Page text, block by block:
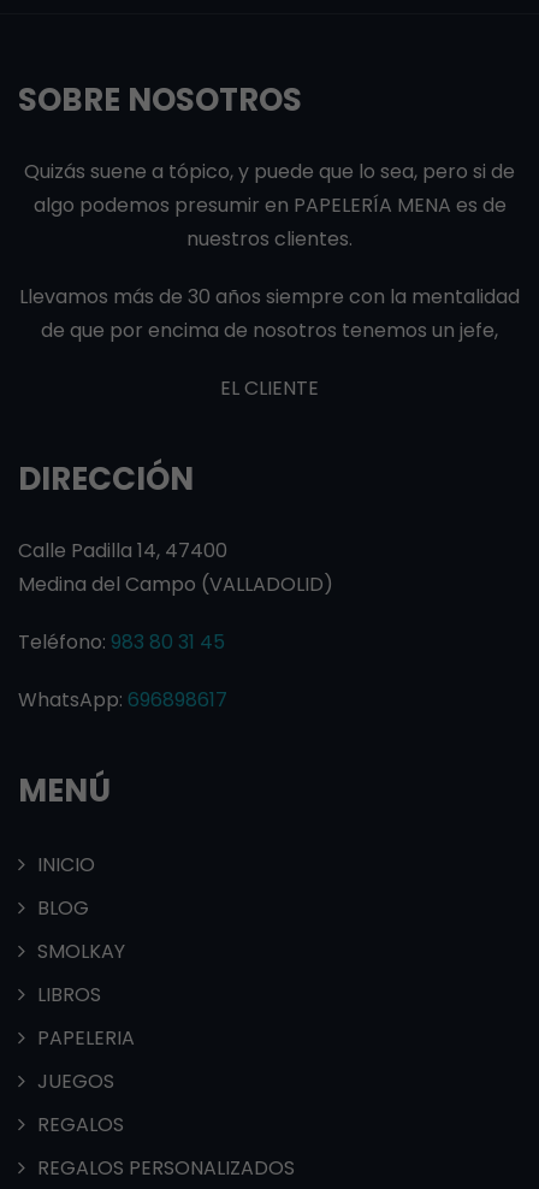
SOBRE NOSOTROS
Quizás suene a tópico, y puede que lo sea, pero si de
algo podemos presumir en PAPELERÍA MENA es de
nuestros clientes.
Llevamos más de 30 años siempre con la mentalidad
de que por encima de nosotros tenemos un jefe,
EL CLIENTE
DIRECCIÓN
Calle Padilla 14, 47400
Medina del Campo (VALLADOLID)
Teléfono: 983 80 31 45
WhatsApp: 696898617
MENÚ
INICIO
BLOG
SMOLKAY
LIBROS
PAPELERIA
JUEGOS
REGALOS
REGALOS PERSONALIZADOS